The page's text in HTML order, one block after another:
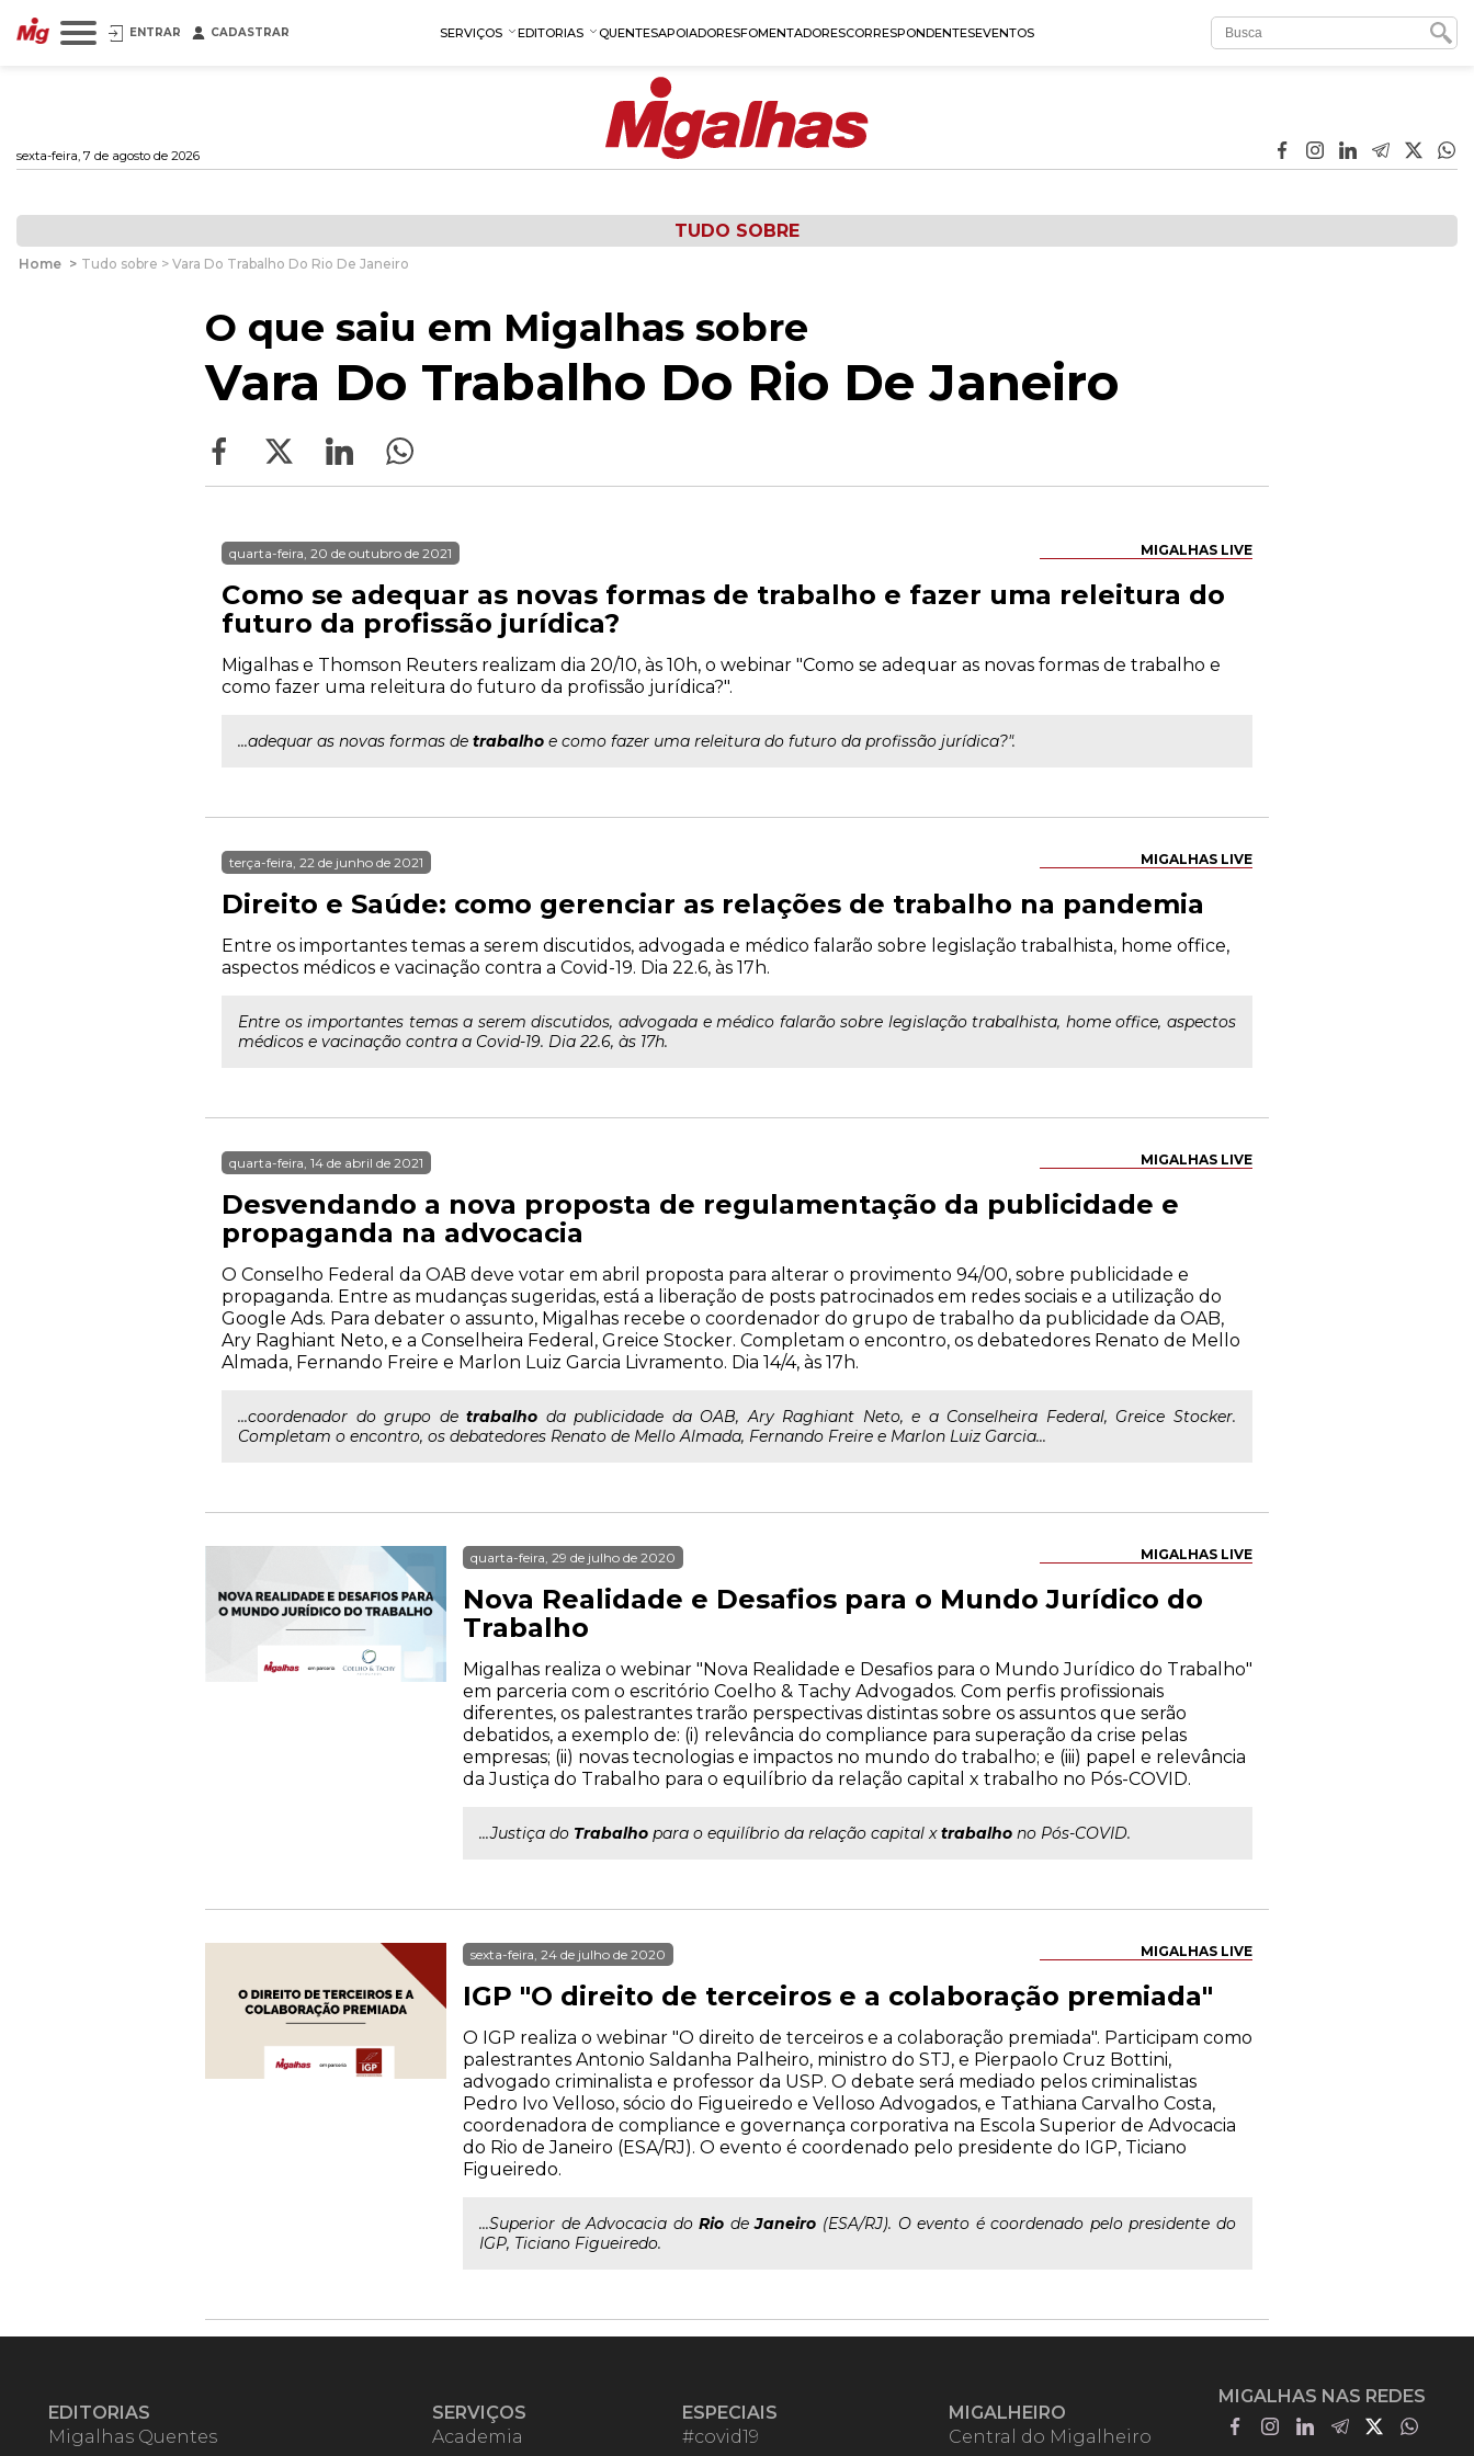
ENTRAR CADASTRAR SERVIÇOS EDITORIAS QUENTESAPOIADORESFOMENTADORESCORRESPONDENTESEVENTOS
sexta-feira, 7 de agosto de 2026
TUDO SOBRE
Home > Tudo sobre > Vara Do Trabalho Do Rio De Janeiro
O que saiu em Migalhas sobre
Vara Do Trabalho Do Rio De Janeiro
MIGALHAS LIVE
quarta-feira, 20 de outubro de 2021
Como se adequar as novas formas de trabalho e fazer uma releitura do
futuro da profissão jurídica?
Migalhas e Thomson Reuters realizam dia 20/10, às 10h, o webinar "Como se adequar as novas formas de trabalho e
como fazer uma releitura do futuro da profissão jurídica?".
...adequar as novas formas de trabalho e como fazer uma releitura do futuro da profissão jurídica?".
MIGALHAS LIVE
terça-feira, 22 de junho de 2021
Direito e Saúde: como gerenciar as relações de trabalho na pandemia
Entre os importantes temas a serem discutidos, advogada e médico falarão sobre legislação trabalhista, home office,
aspectos médicos e vacinação contra a Covid-19. Dia 22.6, às 17h.
Entre os importantes temas a serem discutidos, advogada e médico falarão sobre legislação trabalhista, home office, aspectos
médicos e vacinação contra a Covid-19. Dia 22.6, às 17h.
MIGALHAS LIVE
quarta-feira, 14 de abril de 2021
Desvendando a nova proposta de regulamentação da publicidade e
propaganda na advocacia
O Conselho Federal da OAB deve votar em abril proposta para alterar o provimento 94/00, sobre publicidade e
propaganda. Entre as mudanças sugeridas, está a liberação de posts patrocinados em redes sociais e a utilização do
Google Ads. Para debater o assunto, Migalhas recebe o coordenador do grupo de trabalho da publicidade da OAB,
Ary Raghiant Neto, e a Conselheira Federal, Greice Stocker. Completam o encontro, os debatedores Renato de Mello
Almada, Fernando Freire e Marlon Luiz Garcia Livramento. Dia 14/4, às 17h.
...coordenador do grupo detrabalho da publicidade da OAB, Ary Raghiant Neto, e a Conselheira Federal, Greice Stocker.
Completam o encontro, os debatedores Renato de Mello Almada, Fernando Freire e Marlon Luiz Garcia...
MIGALHAS LIVE
quarta-feira, 29 de julho de 2020
Nova Realidade e Desafios para o Mundo Jurídico do
Trabalho
Migalhas realiza o webinar "Nova Realidade e Desafios para o Mundo Jurídico do Trabalho"
em parceria com o escritório Coelho & Tachy Advogados. Com perfis profissionais
diferentes, os palestrantes trarão perspectivas distintas sobre os assuntos que serão
debatidos, a exemplo de: (i) relevância do compliance para superação da crise pelas
empresas; (ii) novas tecnologias e impactos no mundo do trabalho; e (iii) papel e relevância
da Justiça do Trabalho para o equilíbrio da relação capital x trabalho no Pós-COVID.
...Justiça do Trabalho para o equilíbrio da relação capital xtrabalho no Pós-COVID.
MIGALHAS LIVE
sexta-feira, 24 de julho de 2020
IGP "O direito de terceiros e a colaboração premiada"
O IGP realiza o webinar "O direito de terceiros e a colaboração premiada". Participam como
palestrantes Antonio Saldanha Palheiro, ministro do STJ, e Pierpaolo Cruz Bottini,
advogado criminalista e professor da USP. O debate será mediado pelos criminalistas
Pedro Ivo Velloso, sócio do Figueiredo e Velloso Advogados, e Tathiana Carvalho Costa,
coordenadora de compliance e governança corporativa na Escola Superior de Advocacia
do Rio de Janeiro (ESA/RJ). O evento é coordenado pelo presidente do IGP, Ticiano
Figueiredo.
...Superior de Advocacia doRio deJaneiro (ESA/RJ). O evento é coordenado pelo presidente do
IGP, Ticiano Figueiredo.
EDITORIAS
Migalhas Quentes
SERVIÇOS
Academia
ESPECIAIS
#covid19
MIGALHEIRO
Central do Migalheiro
MIGALHAS NAS REDES